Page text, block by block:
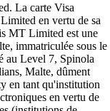
La carte Visa
en vertu de sa
MT Limited est une
immatriculée sous le
au Level 7, Spinola
Malte, dûment
en tant qu'institution
en vertu de